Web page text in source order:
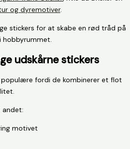
og dyremotiver.
stickers for at skabe en rød tråd på
hobbyrummet.
udskårne stickers
populære fordi de kombinerer et flot
andet:
motivet